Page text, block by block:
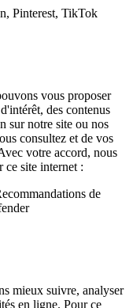
Pinterest, TikTok
vous proposer
des contenus
sur notre site ou nos
consultez et de vos
votre accord, nous
ce site internet :
de
mieux suivre, analyser
en ligne. Pour ce